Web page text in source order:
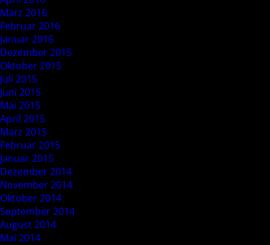
März 2016
Februar 2016
Januar 2016
Dezember 2015
Oktober 2015
Juli 2015
Juni 2015
Mai 2015
April 2015
März 2015
Februar 2015
Januar 2015
Dezember 2014
November 2014
Oktober 2014
September 2014
August 2014
Mai 2014